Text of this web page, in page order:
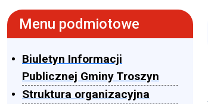
Menu podmiotowe
Biuletyn Informacji
Publicznej Gminy Troszyn
Struktura organizacyjna